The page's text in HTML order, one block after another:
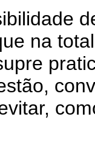
de
na